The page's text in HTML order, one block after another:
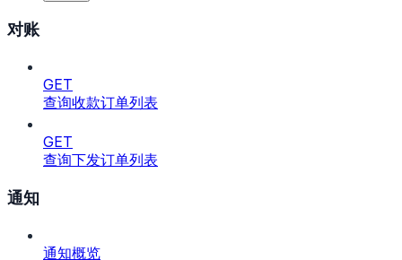
对账
GET
查询收款订单列表
GET
查询下发订单列表
通知
通知概览